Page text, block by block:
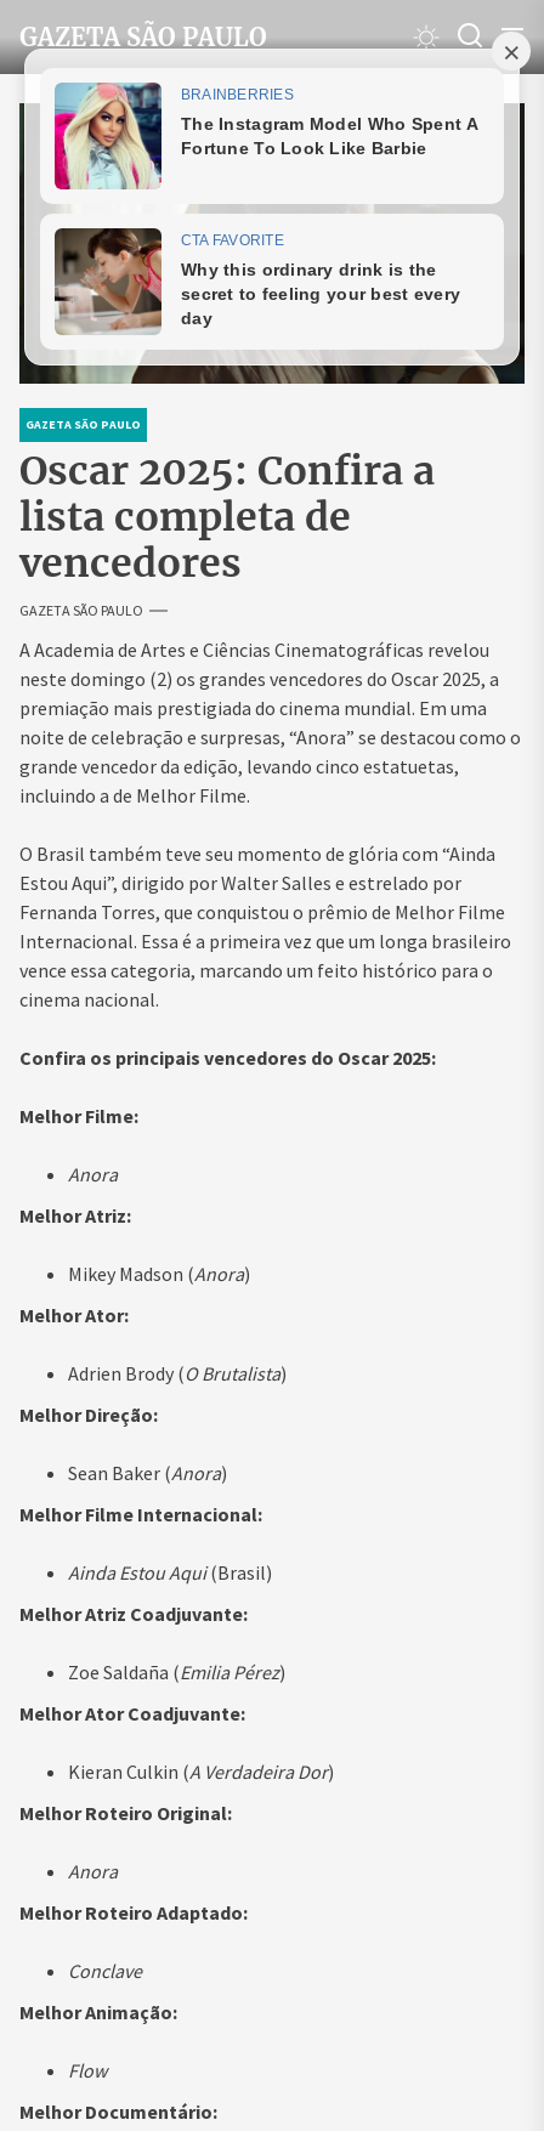
to
the
content
GAZETA SÃO PAULO
GAZETA SÃO PAULO
Oscar 2025: Confira a
lista completa de
vencedores
GAZETA SÃO PAULO
A Academia de Artes e Ciências Cinematográficas revelou
neste domingo (2) os grandes vencedores do Oscar 2025, a
premiação mais prestigiada do cinema mundial. Em uma
noite de celebração e surpresas, “Anora” se destacou como o
grande vencedor da edição, levando cinco estatuetas,
incluindo a de Melhor Filme.
O Brasil também teve seu momento de glória com “Ainda
Estou Aqui”, dirigido por Walter Salles e estrelado por
Fernanda Torres, que conquistou o prêmio de Melhor Filme
Internacional. Essa é a primeira vez que um longa brasileiro
vence essa categoria, marcando um feito histórico para o
cinema nacional.
Confira os principais vencedores do Oscar 2025:
Melhor Filme:
Anora
Melhor Atriz:
Mikey Madson (Anora)
Melhor Ator:
Adrien Brody (O Brutalista)
Melhor Direção:
Sean Baker (Anora)
Melhor Filme Internacional:
Ainda Estou Aqui(Brasil)
Melhor Atriz Coadjuvante:
Zoe Saldaña (Emilia Pérez)
Melhor Ator Coadjuvante:
Kieran Culkin (A Verdadeira Dor)
Melhor Roteiro Original:
Anora
Melhor Roteiro Adaptado:
Conclave
Melhor Animação:
Flow
Melhor Documentário: